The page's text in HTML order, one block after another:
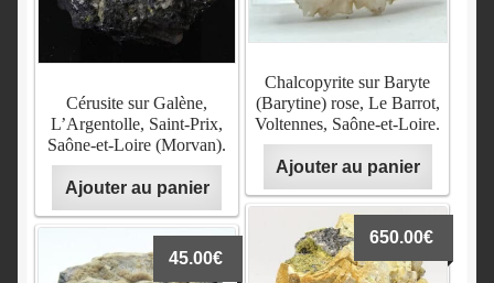
Chalcopyrite sur Baryte
(Barytine) rose, Le Barrot,
Voltennes, Saône-et-Loire.
Ajouter au panier
Cérusite sur Galène,
L’Argentolle, Saint-Prix,
Saône-et-Loire (Morvan).
Ajouter au panier
650.00€
45.00€